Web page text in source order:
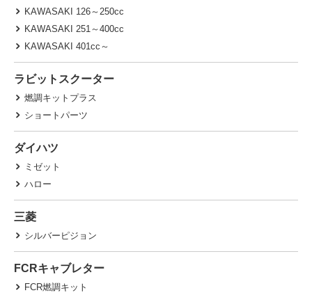
KAWASAKI 126～250cc
KAWASAKI 251～400cc
KAWASAKI 401cc～
ラビットスクーター
燃調キットプラス
ショートパーツ
ダイハツ
ミゼット
ハロー
三菱
シルバーピジョン
FCRキャブレター
FCR燃調キット